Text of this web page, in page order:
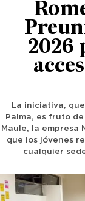
2026
La iniciativa,
Palma, es fruto
Maule, la empresa
que los jóvenes
cualquier